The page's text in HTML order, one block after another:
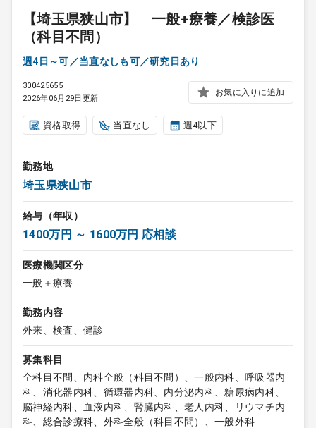
【埼玉県狭山市】 一般+療養／検診医
（科目不問）
週4日～可／当直なしも可／研究日あり
300425655
2026年06月29日更新
お気に入りに追加
資格取得 当直なし 週4以下
勤務地
埼玉県狭山市
給与（年収）
1400万円 ～ 1600万円 応相談
医療機関区分
一般＋療養
勤務内容
外来、検査、健診
募集科目
全科目不問、内科全般（科目不問）、一般内科、呼吸器内
科、消化器内科、循環器内科、内分泌内科、糖尿病内科、
脳神経内科、血液内科、腎臓内科、老人内科、リウマチ内
科、総合診療科、外科全般（科目不問）、一般外科